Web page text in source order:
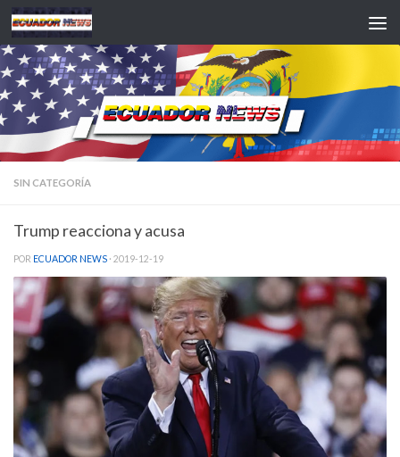
Saltar al contenido
SIN CATEGORÍA
Trump reacciona y acusa
POR ECUADOR NEWS · 2019-12-19